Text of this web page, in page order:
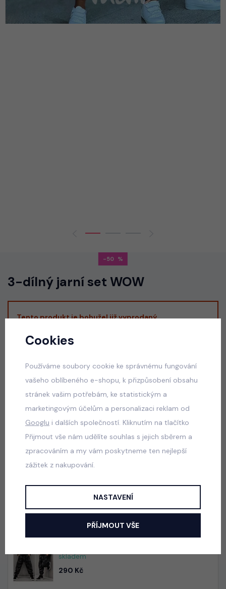
-50
3-dílný jarní set WOW
Tento produkt je bohužel již vyprodaný.
Despacito acid wash mikina grey
skladem
345 Kč
Letní mušelínový komplet
skladem
290 Kč
Cookies
Používáme soubory cookie ke správnému fungování
vašeho oblíbeného e-shopu, k přizpůsobení obsahu
stránek vašim potřebám, ke statistickým a
marketingovým účelům a personalizaci reklam od
Googlu i dalších společností. Kliknutím na tlačítko
Přijmout vše nám udělíte souhlas s jejich sběrem a
zpracováním a my vám poskytneme ten nejlepší
zážitek z nakupování.
NASTAVENÍ
PŘÍJMOUT VŠE